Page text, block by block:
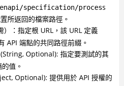
specification/process
所返回的檔案路徑。
）：指定根 URL，該 URL 定義
API 端點的共同路徑前綴。
Optional): 指定要測試的其
值。
Optional): 提供用於 API 授權的